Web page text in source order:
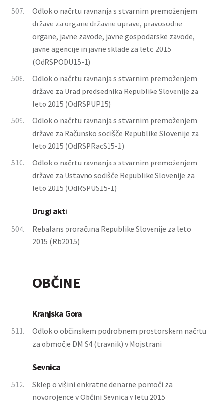
507.
Odlok o načrtu ravnanja s stvarnim premoženjem
države za organe državne uprave, pravosodne
organe, javne zavode, javne gospodarske zavode,
javne agencije in javne sklade za leto 2015
(OdRSPODU15-1)
508.
Odlok o načrtu ravnanja s stvarnim premoženjem
države za Urad predsednika Republike Slovenije za
leto 2015 (OdRSPUP15)
509.
Odlok o načrtu ravnanja s stvarnim premoženjem
države za Računsko sodišče Republike Slovenije za
leto 2015 (OdRSPRacS15-1)
510.
Odlok o načrtu ravnanja s stvarnim premoženjem
države za Ustavno sodišče Republike Slovenije za
leto 2015 (OdRSPUS15-1)
Drugi akti
504.
Rebalans proračuna Republike Slovenije za leto
2015 (Rb2015)
OBČINE
Kranjska Gora
511.
Odlok o občinskem podrobnem prostorskem načrtu
za območje DM S4 (travnik) v Mojstrani
Sevnica
512.
Sklep o višini enkratne denarne pomoči za
novorojence v Občini Sevnica v letu 2015